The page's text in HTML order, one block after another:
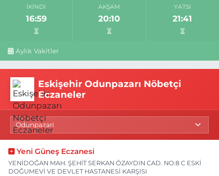
İKINDI
16:59
AKŞAM
20:10
YATSI
21:41
Aylık Vakitler
Eskişehir Odunpazarı Nöbetçi
Eczaneler
Yeni Güneş Eczanesi
YENİDOĞAN MAH. ŞEHİT SERKAN ÖZAYDIN CAD. NO:8 C ESKİ
DOĞUMEVİ VE DEVLET HASTANESİ KARŞISI